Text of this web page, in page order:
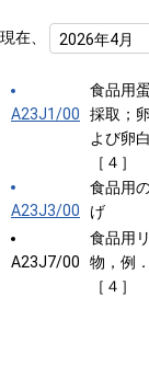
現在、 2026年4月
A23J1/00
食品用
採取；
よび卵
［４］
A23J3/00
食品用
げ
A23J7/00
食品用
物，例
［４］